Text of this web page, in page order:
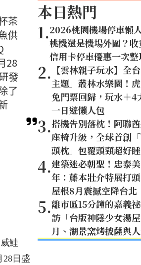
茶
供
28
發
了
鮭
28日盛
本日熱門
1.2026桃園機場停車懶
桃機還是機場外圍？收
信用卡停車優惠一次整
2. 【雲林親子玩水】全
主題」叢林水樂園！
免門票回歸，玩水＋4
一日遊懶人包
3.搭機告別落枕！阿聯
座椅升級，全球首創
頭枕」包覆頭頸超好睡
4.建築迷必朝聖！忠泰
年：藤本壯介特展打
屋根8月震撼空降台北
5.離市區15分鐘的嘉義
訪「台版神隱少女湯
月、湖景窯烤披薩與